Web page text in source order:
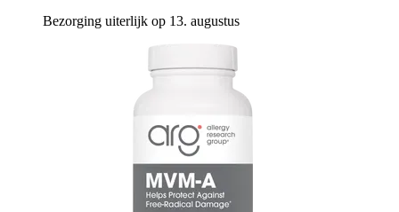
Bezorging uiterlijk op 13. augustus